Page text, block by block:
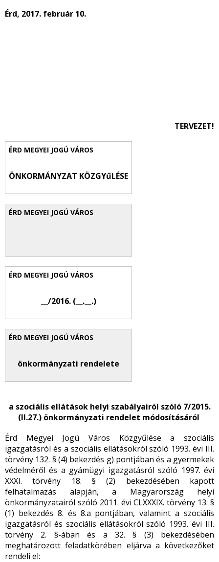
Érd, 2017. február 10.
TERVEZET!
ÖNKORMÁNYZAT KÖZGYűLÉSE
__/2016. (__.__.)
önkormányzati rendelete
a szociális ellátások helyi szabályairól szóló 7/2015.
(II.27.) önkormányzati rendelet módosításáról
Érd Megyei Jogú Város Közgyűlése a szociális
igazgatásról és a szociális ellátásokról szóló 1993. évi III.
törvény 132. § (4) bekezdés g) pontjában és a gyermekek
védelméről és a gyámügyi igazgatásról szóló 1997. évi
XXXI. törvény 18. § (2) bekezdésében kapott
felhatalmazás alapján, a Magyarország helyi
önkormányzatairól szóló 2011. évi CLXXXIX. törvény 13. §
(1) bekezdés 8. és 8.a pontjában, valamint a szociális
igazgatásról és szociális ellátásokról szóló 1993. évi III.
törvény 2. §-ában és a 32. § (3) bekezdésében
meghatározott feladatkörében eljárva a következőket
rendeli el: